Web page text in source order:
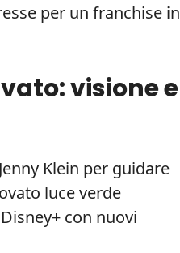
per un franchise in
visione e
Klein per guidare
luce verde
con nuovi